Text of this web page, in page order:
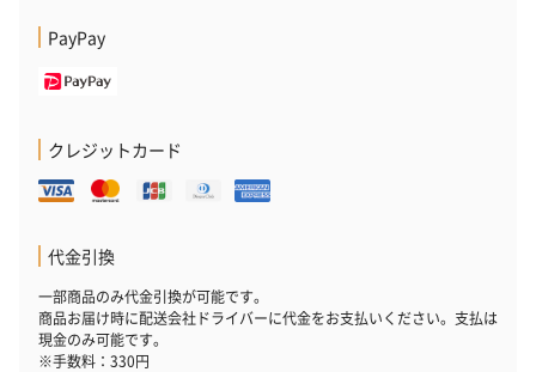
PayPay
クレジットカード
代金引換
一部商品のみ代金引換が可能です。
商品お届け時に配送会社ドライバーに代金をお支払いください。支払は
現金のみ可能です。
※手数料：330円